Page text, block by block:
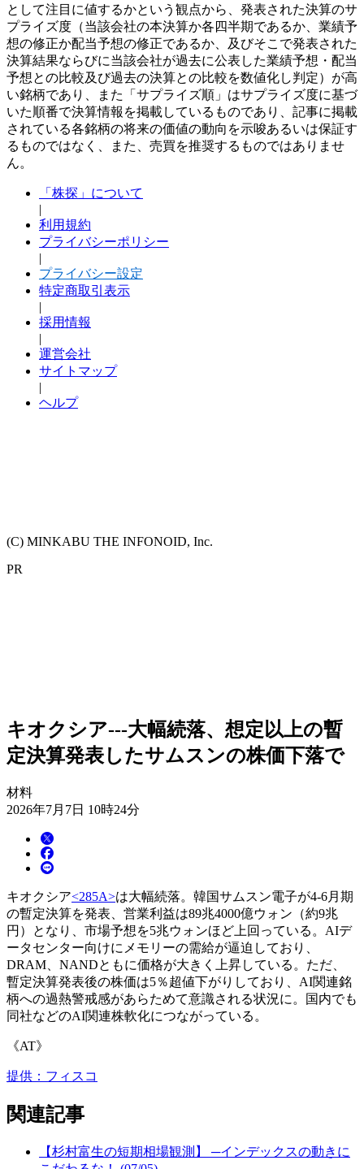
として注目に値するかという観点から、発表された決算のサ
プライズ度（当該会社の本決算か各四半期であるか、業績予
想の修正か配当予想の修正であるか、及びそこで発表された
決算結果ならびに当該会社が過去に公表した業績予想・配当
予想との比較及び過去の決算との比較を数値化し判定）が高
い銘柄であり、また「サプライズ順」はサプライズ度に基づ
いた順番で決算情報を掲載しているものであり、記事に掲載
されている各銘柄の将来の価値の動向を示唆あるいは保証す
るものではなく、また、売買を推奨するものではありませ
ん。
「株探」について
|
利用規約
プライバシーポリシー
|
プライバシー設定
特定商取引表示
|
採用情報
|
運営会社
サイトマップ
|
ヘルプ
(C) MINKABU THE INFONOID, Inc.
PR
キオクシア---大幅続落、想定以上の暫
定決算発表したサムスンの株価下落で
材料
2026年7月7日 10時24分
キオクシア<285A>は大幅続落。韓国サムスン電子が4-6月期
の暫定決算を発表、営業利益は89兆4000億ウォン（約9兆
円）となり、市場予想を5兆ウォンほど上回っている。AIデ
ータセンター向けにメモリーの需給が逼迫しており、
DRAM、NANDともに価格が大きく上昇している。ただ、
暫定決算発表後の株価は5％超値下がりしており、AI関連銘
柄への過熱警戒感があらためて意識される状況に。国内でも
同社などのAI関連株軟化につながっている。
《AT》
提供：フィスコ
関連記事
【杉村富生の短期相場観測】 ─インデックスの動きに